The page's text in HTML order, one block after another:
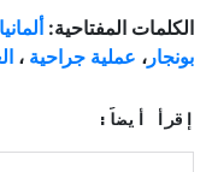
الكلمات المفتاحية: ألمانيا
بونجار ، عملية جراحية ،
إقرأ أيضاً: